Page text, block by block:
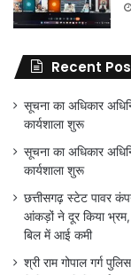
Recent
सूचना का अधिकार
कार्यशाला शुरू
सूचना का अधिकार
कार्यशाला शुरू
छत्तीसगढ़ स्टेट पावर
आंकड़ों ने दूर किया भ्रम,
बिल में आई कमी
श्री राम गोपाल गर्ग